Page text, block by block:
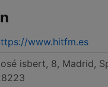
www.hitfm.es
isbert, 8, Madrid,